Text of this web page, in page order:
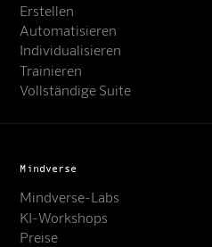
Erstellen
Automatisieren
Individualisieren
Trainieren
Vollständige Suite
Mindverse
Mindverse-Labs
KI-Workshops
Preise